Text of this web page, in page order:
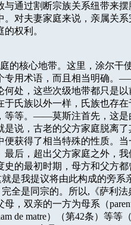
与通过割断宗族关系纽带来
。对夫妻家庭来说，亲属关
权利。
核心地带。这里，涂尔干
专用术语，而且相当明确。
何处，这些次级地带都只是
于氏族以外一样，氏族也存
等等。——莫斯注首先，这是
说，古老的父方家庭脱离
便获得了相当特殊的性质。
最后，超出父方家庭之外，
史的最初时期，母方和父方
是我提议将由此构成的旁系
完全是同宗的。所以,《萨利
，双亲的一方为母系（
de matre）（第42条）等等（